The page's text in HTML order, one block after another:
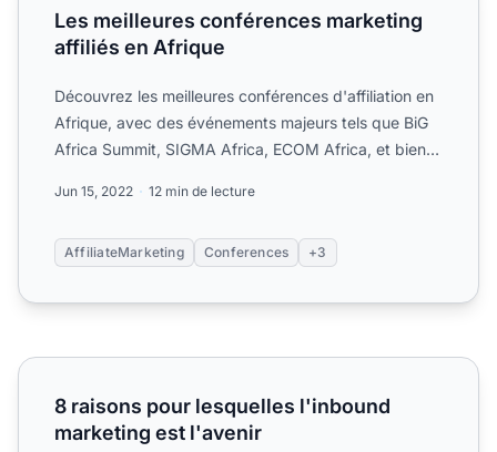
Les meilleures conférences marketing
affiliés en Afrique
Découvrez les meilleures conférences d'affiliation en
Afrique, avec des événements majeurs tels que BiG
Africa Summit, SIGMA Africa, ECOM Africa, et bien
Jun 15, 2022 12 min de lecture
AffiliateMarketing Conferences +3
8 raisons pour lesquelles l'inbound marketing est l'avenir
8 raisons pour lesquelles l'inbound
marketing est l'avenir